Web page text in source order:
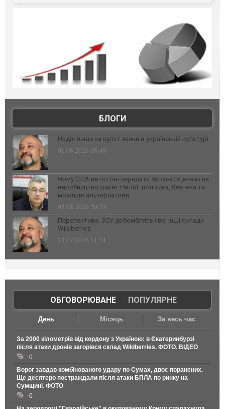
БЛОГИ
Надія лише на культ жінки в українській культурі
06.08.2026 08:49
Чому США не готові передати Україні ліцензію на
виробництво ракет Patriot: політика, безпека та
можливі альтернативи
03.08.2026 20:24
Перспектива: ЗСУ добомблять і всі інші склади
Wildberries
23.07.2026 11:31
ОБГОВОРЮВАНЕ| ПОПУЛЯРНЕ
День Місяць За весь час
За 2000 кілометрів від кордону з Україною: в Єкатеринбурзі
після атаки дронів загорівся склад Wildberries. ФОТО. ВІДЕО
0
Ворог завдав комбінованого удару по Сумах, двоє поранених.
Ще десятеро постраждали після атаки БПЛА по ринку на
Сумщині. ФОТО
0